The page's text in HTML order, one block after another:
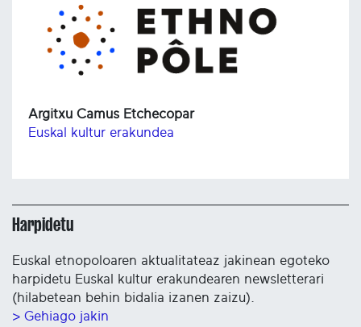
Argitxu Camus Etchecopar
Euskal kultur erakundea
Harpidetu
Euskal etnopoloaren aktualitateaz jakinean egoteko
harpidetu Euskal kultur erakundearen newsletterari
(hilabetean behin bidalia izanen zaizu).
> Gehiago jakin